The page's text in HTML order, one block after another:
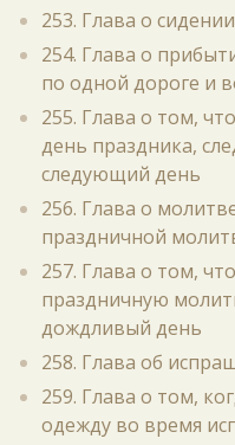
253. Глава о
254. Глава о
по одной дороге и
255. Глава о том,
день праздника,
следующий день
256. Глава о
праздничной
257. Глава о том,
праздничную
дождливый день
258. Глава об
259. Глава о том,
одежду во время